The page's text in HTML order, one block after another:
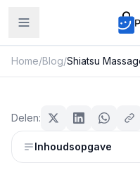
Home/Blog/
Shiatsu
Werkt, Welk
Je Mag
Delen:
Inhoudsopgave